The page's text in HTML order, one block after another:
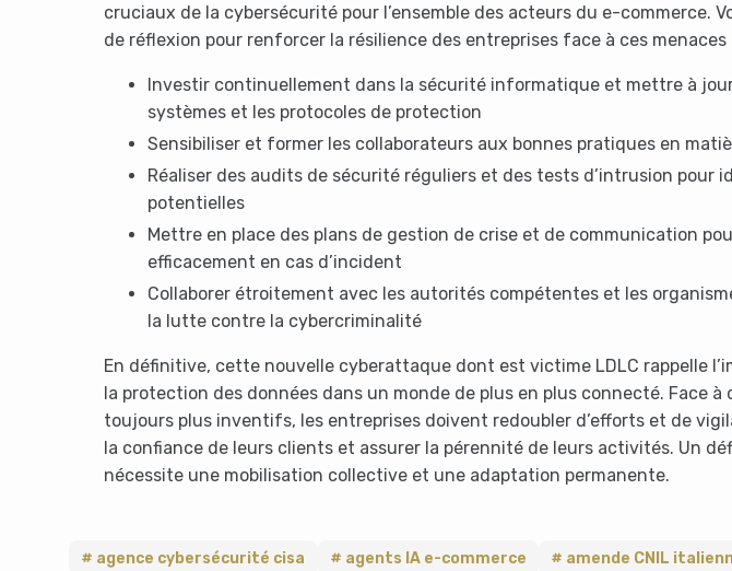
cruciaux de la cybersécurité pour l’ensemble des acteurs du e-commerce.
de réflexion pour renforcer la résilience des entreprises face à ces menaces
Investir continuellement dans la sécurité informatique et mettre à
systèmes et les protocoles de protection
Sensibiliser et former les collaborateurs aux bonnes pratiques en
Réaliser des audits de sécurité réguliers et des tests d’intrusion pour
potentielles
Mettre en place des plans de gestion de crise et de communication
efficacement en cas d’incident
Collaborer étroitement avec les autorités compétentes et les
la lutte contre la cybercriminalité
En définitive, cette nouvelle cyberattaque dont est victime LDLC rappelle
la protection des données dans un monde de plus en plus connecté. Face à
toujours plus inventifs, les entreprises doivent redoubler d’efforts et de
la confiance de leurs clients et assurer la pérennité de leurs activités. Un
nécessite une mobilisation collective et une adaptation permanente.
agence cybersécurité cisa agents IA e-commerce
amende CNIL